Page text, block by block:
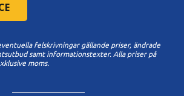
felskrivningar gällande priser, ändrade
samt informationstexter. Alla priser på
moms.